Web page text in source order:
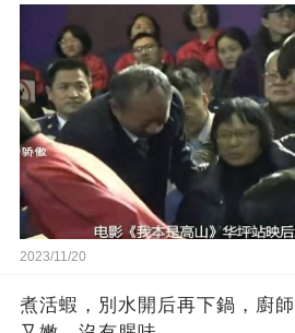
2023/11/20
煮活蝦，別水開后再下鍋，廚